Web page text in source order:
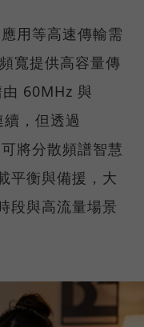
用等高速傳輸需
寬提供高容量傳
60MHz 與
，但透過
將分散頻譜智慧
平衡與備援，大
段與高流量場景